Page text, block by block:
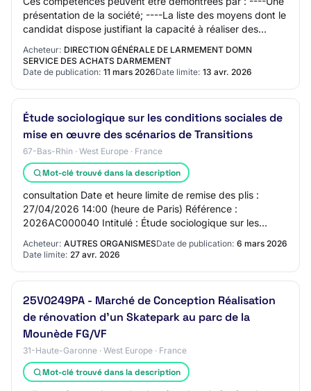
présentation de la société; ----La liste des moyens dont le
candidat dispose justifiant la capacité à réaliser des
prestations similaires à celle…
Acheteur: DIRECTION GÉNÉRALE DE LARMEMENT DOMN
SERVICE DES ACHATS DARMEMENT
Date de publication: 11 mars 2026Date limite: 13 avr. 2026
Étude sociologique sur les conditions sociales de
mise en œuvre des scénarios de Transitions
67-Bas-Rhin · West Europe · France
Mot-clé trouvé dans la description
consultation Date et heure limite de remise des plis :
27/04/2026 14:00 (heure de Paris) Référence :
2026AC000040 Intitulé : Étude sociologique sur les
Acheteur: AUTRES ORGANISMESDate de publication: 6 mars 2026
Date limite: 27 avr. 2026
25V0249PA - Marché de Conception Réalisation
de rénovation d'un Skatepark au parc de la
Mounède FG/VF
31-Haute-Garonne · West Europe · France
Mot-clé trouvé dans la description